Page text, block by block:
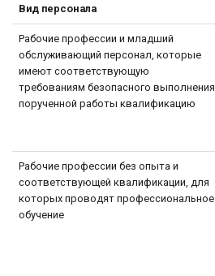
Вид персонала
Рабочие профессии и младший
обслуживающий персонал, которые
имеют соответствующую
требованиям безопасного выполнения
порученной работы квалификацию
Рабочие профессии без опыта и
соответствующей квалификации, для
которых проводят профессиональное
обучение